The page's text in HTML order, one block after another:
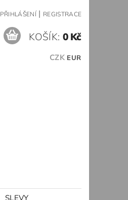
PŘIHLÁŠENÍ | REGISTRACE
CZK EUR
KOŠÍK: 0 Kč
SLEVY